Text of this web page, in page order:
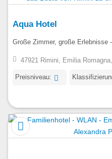
Aqua Hotel
Große Zimmer, große Erlebnisse
47921 Rimini, Emilia
Preisniveau: